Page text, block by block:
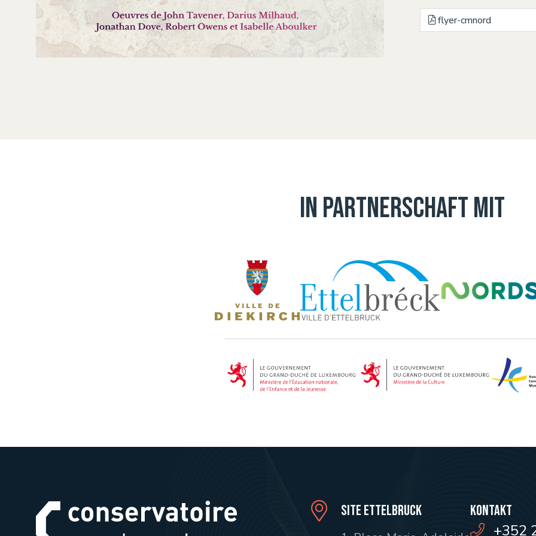
flyer-cmnord
In Partnerschaft mit
Site Ettelbruck Kontakt
+352